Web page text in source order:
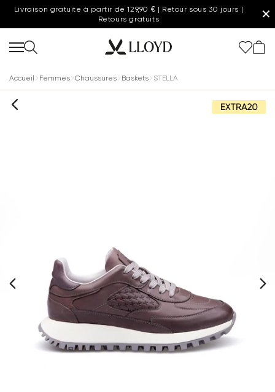
Livraison gratuite à partir de 129,90 € | Retour sous 30 jours |
Retours gratuits
✕
Accueil Femmes Chaussures Baskets STELLA